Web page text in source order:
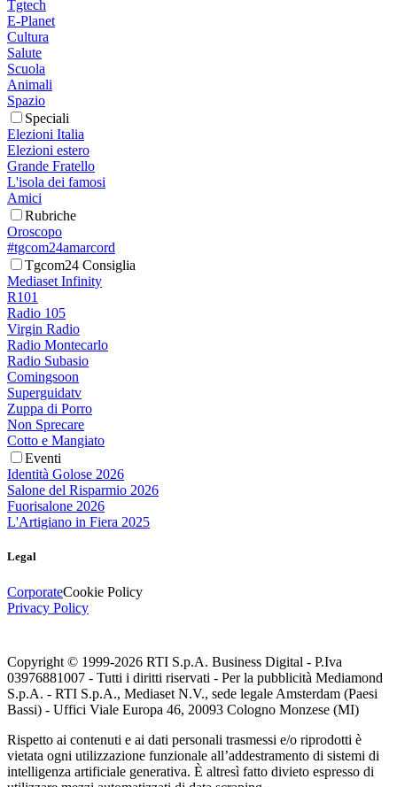
Tgtech
E-Planet
Cultura
Salute
Scuola
Animali
Spazio
Speciali
Elezioni Italia
Elezioni estero
Grande Fratello
L'isola dei famosi
Amici
Rubriche
Oroscopo
#tgcom24amarcord
Tgcom24 Consiglia
Mediaset Infinity
R101
Radio 105
Virgin Radio
Radio Montecarlo
Radio Subasio
Comingsoon
Superguidatv
Zuppa di Porro
Non Sprecare
Cotto e Mangiato
Eventi
Identità Golose 2026
Salone del Risparmio 2026
Fuorisalone 2026
L'Artigiano in Fiera 2025
Legal
CorporateCookie Policy
Privacy Policy
Copyright © 1999-2026 RTI S.p.A. Business Digital - P.Iva
03976881007 - Tutti i diritti riservati - Per la pubblicità Mediamond
S.p.A. - RTI S.p.A., Mediaset N.V., sede legale Amsterdam (Paesi
Bassi) - Uffici Viale Europa 46, 20093 Cologno Monzese (MI)
Rispetto ai contenuti e ai dati personali trasmessi e/o riprodotti è
vietata ogni utilizzazione funzionale all’addestramento di sistemi di
intelligenza artificiale generativa. È altresì fatto divieto espresso di